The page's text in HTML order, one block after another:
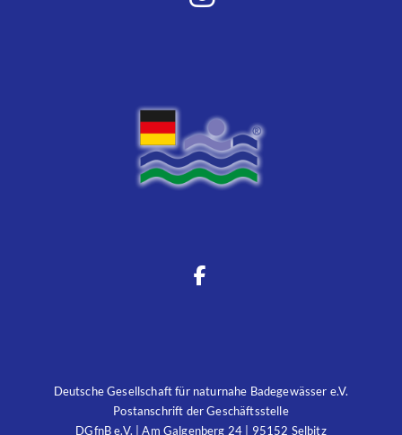
Deutsche Gesellschaft für naturnahe Badegewässer e.V.
Postanschrift der Geschäftsstelle
DGfnB e.V. | Am Galgenberg 24 | 95152 Selbitz